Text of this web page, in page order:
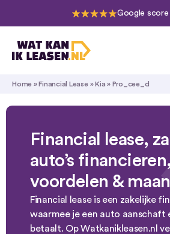
Google score
Home »Financial Lease »Kia » Pro_cee_d
Financial lease,
auto’s
voordelen &
Financial lease is een zakelijke
waarmee je een auto aanschaft
betaalt. Op Watkanikleasen.nl